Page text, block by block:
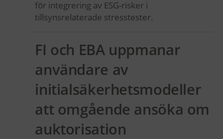
för integrering av ESG-risker i
tillsynsrelaterade stresstester.
FI och EBA uppmanar
användare av
initialsäkerhetsmodeller
att omgående ansöka om
auktorisation